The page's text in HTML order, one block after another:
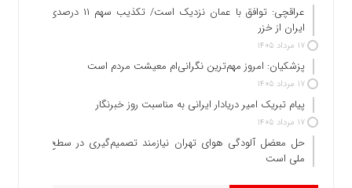
عراقچی: توافق با عمان نزدیک است/ تکذیب سهم ۱۱ درصدی
ایران از خزر
۱۷ مرداد ۱۴۰۵
پزشکیان: امروز مهم‌ترین نگرانی‌ام معیشت مردم است
۱۷ مرداد ۱۴۰۵
پیام تبریک امیر دریادار ایرانی به مناسبت روز خبرنگار
۱۷ مرداد ۱۴۰۵
حل معضل آلودگی هوای تهران نیازمند تصمیم‌گیری در سطح
ملی است